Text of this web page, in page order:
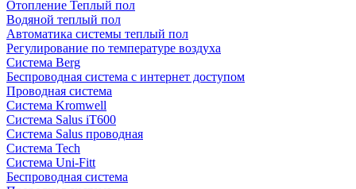
Отопление Теплый пол
Водяной теплый пол
Автоматика системы теплый пол
Регулирование по температуре воздуха
Система Berg
Беспроводная система с интернет доступом
Проводная система
Система Kromwell
Система Salus iT600
Система Salus проводная
Система Tech
Система Uni-Fitt
Беспроводная система